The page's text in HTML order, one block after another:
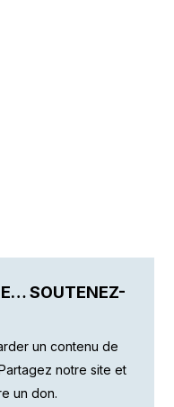
SOUTENEZ-
un contenu de
notre site et
un don.